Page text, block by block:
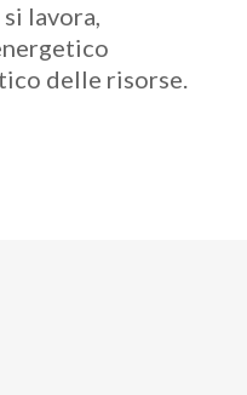
lavora,
delle risorse.